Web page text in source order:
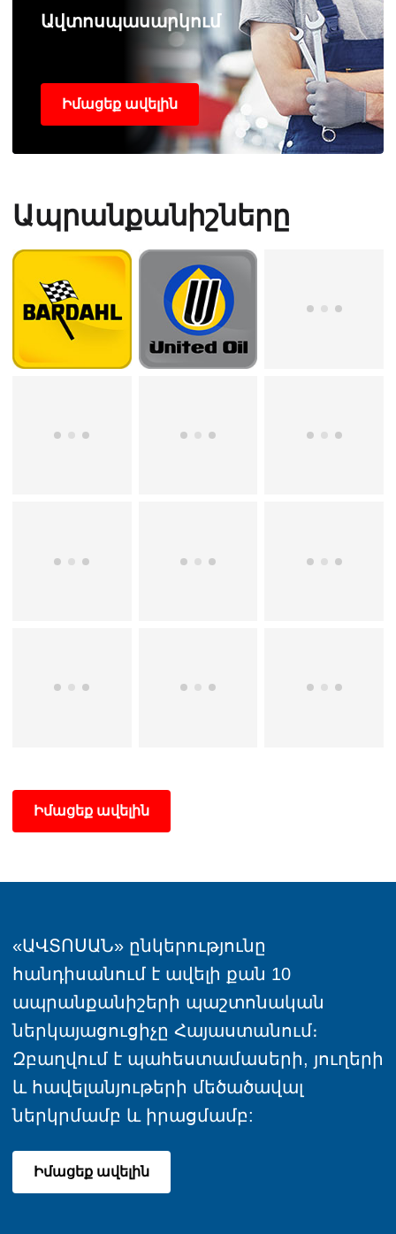
Ավտոսպասարկում
Իմացեք ավելին
Ապրանքանիշները
Իմացեք ավելին
«ԱՎՏՈՍԱՆ» ընկերությունը
հանդիսանում է ավելի քան 10
ապրանքանիշերի պաշտոնական
ներկայացուցիչը Հայաստանում։
Զբաղվում է պահեստամասերի, յուղերի
և հավելանյութերի մեծածավալ
ներկրմամբ և իրացմամբ:
Իմացեք ավելին